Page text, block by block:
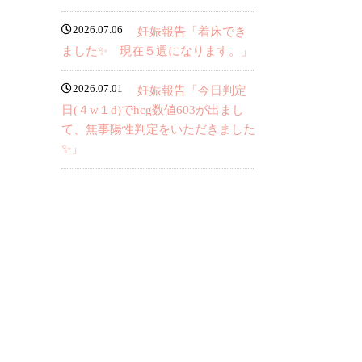
2026.07.06
妊娠報告「着床でき
ました✨ 現在５週になります。」
2026.07.01
妊娠報告「今日判定
日(４w１d)でhcg数値603が出まし
て、無事陽性判定をいただきました
✨」